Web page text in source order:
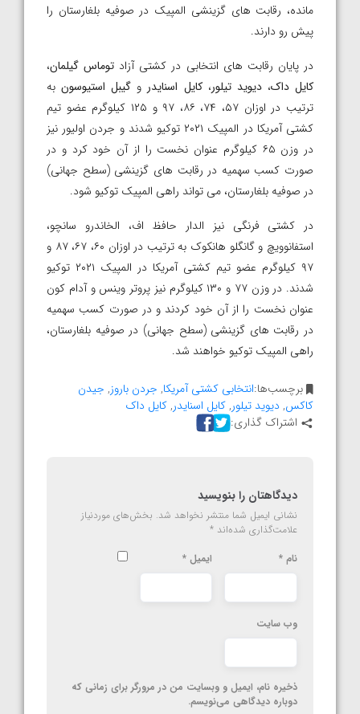
مانده، رقابت های گزینشی المپیک در صوفیه بلغارستان را
پیش رو دارند.
در پایان رقابت های انتخابی در کشتی آزاد توماس گیلمان،
کایل داک، دیوید تیلور،کایل اسنایدر و گیبل استیوسونبه
ترتیب در اوزان ۵۷، ۷۴، ۸۶، ۹۷ و ۱۲۵ کیلوگرم عضو تیم
کشتی آمریکا در المپیک ۲۰۲۱ توکیو شدند و جردن اولیور نیز
در وزن ۶۵ کیلوگرم عنوان نخست را از آن خود کرد و در
صورت کسب سهمیه در رقابت های گزینشی (سطح جهانی)
در صوفیه بلغارستان، می تواند راهی المپیک توکیو شود.
در کشتی فرنگی نیز الدار حافظ اف، الخاندرو سانچو،
استفانوویچ و گانگلو هانکوک به ترتیب در اوزان ۶۰، ۶۷، ۸۷ و
۹۷ کیلوگرم عضو تیم کشتی آمریکا در المپیک ۲۰۲۱ توکیو
شدند. در وزن ۷۷ و ۱۳۰ کیلوگرم نیز پروتر وینس و آدام کون
عنوان نخست را از آن خود کردند و در صورت کسب سهمیه
در رقابت های گزینشی (سطح جهانی) در صوفیه بلغارستان،
راهی المپیک توکیو خواهند شد.
برچسب‌ها:انتخابی کشتی آمریکا, جردن باروز, جیدن
کاکس, دیوید تیلور,کایل اسنایدر,کایل داک
اشتراک گذاری:
دیدگاهتان را بنویسید
نشانی ایمیل شما منتشر نخواهد شد. بخش‌های موردنیاز
علامت‌گذاری شده‌اند *
نام * ایمیل *
وب‌ سایت
ذخیره نام، ایمیل و وبسایت من در مرورگر برای زمانی که
دوباره دیدگاهی می‌نویسم.